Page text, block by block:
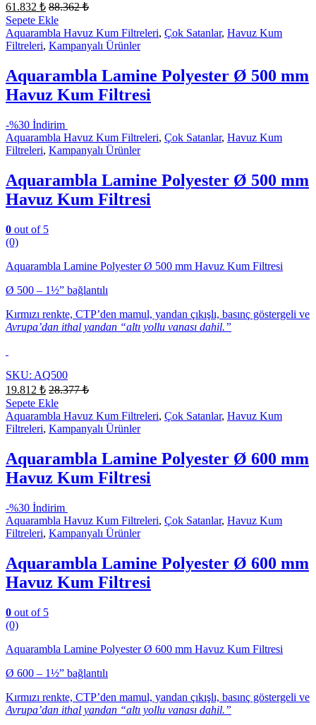
61.832 ₺ 88.362₺
Sepete Ekle
Aquarambla Havuz Kum Filtreleri, Çok Satanlar, Havuz Kum
Filtreleri, Kampanyalı Ürünler
Aquarambla Lamine Polyester Ø 500 mm
Havuz Kum Filtresi
-%30 İndirim
Aquarambla Havuz Kum Filtreleri, Çok Satanlar, Havuz Kum
Filtreleri, Kampanyalı Ürünler
Aquarambla Lamine Polyester Ø 500 mm
Havuz Kum Filtresi
0 out of 5
(0)
Aquarambla Lamine Polyester Ø 500 mm Havuz Kum Filtresi
Ø 500 – 1½” bağlantılı
Kırmızı renkte, CTP’den mamul, yandan çıkışlı, basınç göstergeli ve
Avrupa’dan ithal yandan “altı yollu vanası dahil.”
SKU: AQ500
19.812 ₺ 28.377₺
Sepete Ekle
Aquarambla Havuz Kum Filtreleri, Çok Satanlar, Havuz Kum
Filtreleri, Kampanyalı Ürünler
Aquarambla Lamine Polyester Ø 600 mm
Havuz Kum Filtresi
-%30 İndirim
Aquarambla Havuz Kum Filtreleri, Çok Satanlar, Havuz Kum
Filtreleri, Kampanyalı Ürünler
Aquarambla Lamine Polyester Ø 600 mm
Havuz Kum Filtresi
0 out of 5
(0)
Aquarambla Lamine Polyester Ø 600 mm Havuz Kum Filtresi
Ø 600 – 1½” bağlantılı
Kırmızı renkte, CTP’den mamul, yandan çıkışlı, basınç göstergeli ve
Avrupa’dan ithal yandan “altı yollu vanası dahil.”